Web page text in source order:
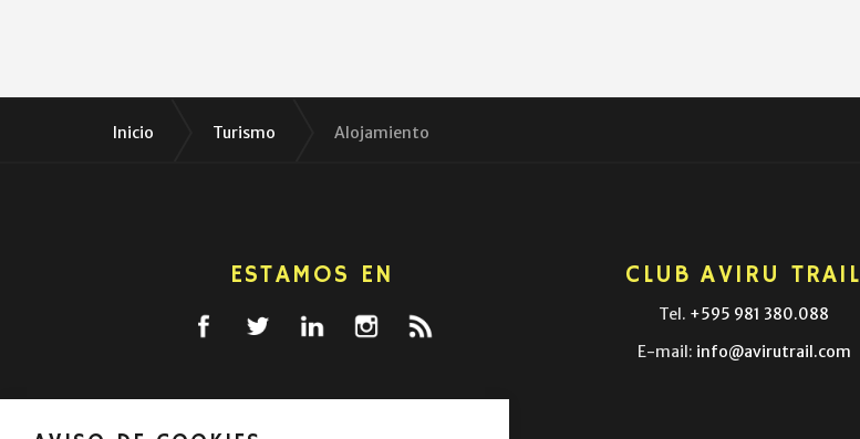
Inicio Turismo Alojamiento
ESTAMOS EN CLUB AVIRU TRAIL
Tel. +595 981 380.088
E-mail: info@avirutrail.com